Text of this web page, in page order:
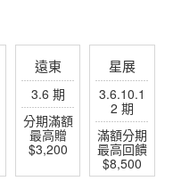
遠東
3.6 期
分期滿額
最高贈
$3,200
星展
3.6.10.1
2 期
滿額分期
最高回饋
$8,500